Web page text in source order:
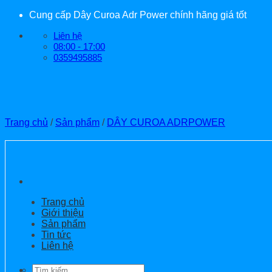
Cung cấp Dây Curoa Adr Power chính hãng giá tốt
Liên hệ
08:00 - 17:00
0359495885
Trang chủ
Giới thiệu
Sản phẩm
Tin tức
Liên hệ
Tìm
Trang chủ / Sản phẩm / DÂY CUROA ADRPOWER